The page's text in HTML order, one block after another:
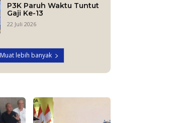
P3K Paruh Waktu Tuntut
Gaji Ke-13
22 Juli 2026
Muat lebih banyak